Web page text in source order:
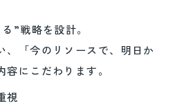
”戦略を設計。
、「今のリソースで、明日か
にこだわります。
視